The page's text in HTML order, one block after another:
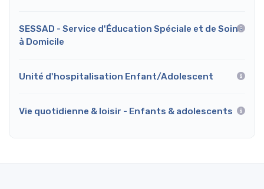
SESSAD - Service d'Éducation Spéciale et de Soins
à Domicile
Unité d'hospitalisation Enfant/Adolescent
Vie quotidienne & loisir - Enfants & adolescents